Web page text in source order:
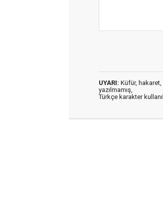
UYARI: Küfür,
yazılmamış,
Türkçe karakter